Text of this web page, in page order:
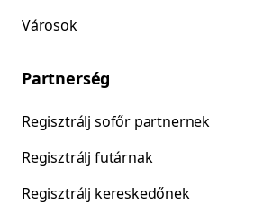
Városok
Partnerség
Regisztrálj sofőr partnernek
Regisztrálj futárnak
Regisztrálj kereskedőnek